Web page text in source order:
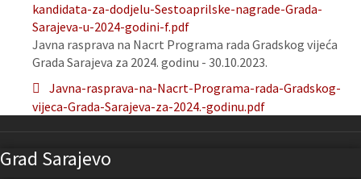
kandidata-za-dodjelu-Sestoaprilske-nagrade-Grada-
Sarajeva-u-2024-godini-f.pdf
Javna rasprava na Nacrt Programa rada Gradskog vijeća
Grada Sarajeva za 2024. godinu - 30.10.2023.
Javna-rasprava-na-Nacrt-Programa-rada-Gradskog-
vijeca-Grada-Sarajeva-za-2024.-godinu.pdf
Grad Sarajevo